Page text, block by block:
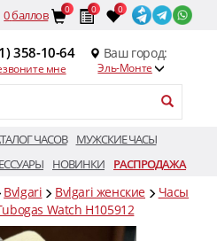
0баллов 0 0 0
358-10-64
мне
Ваш город:
Эль-Монте
ЧАСОВ
МУЖСКИЕ ЧАСЫ
НОВИНКИ РАСПРОДАЖА
Bvlgari Bvlgari женские
Часы
Watch H105912